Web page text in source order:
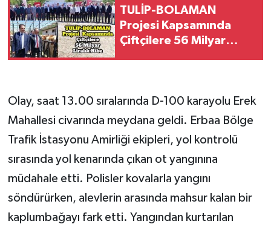
TULİP-BOLAMAN
Projesi Kapsamında
Çiftçilere 56 Milyar
Olay, saat 13.00 sıralarında D-100 karayolu Erek
Mahallesi civarında meydana geldi. Erbaa Bölge
Trafik İstasyonu Amirliği ekipleri, yol kontrolü
sırasında yol kenarında çıkan ot yangınına
müdahale etti. Polisler kovalarla yangını
söndürürken, alevlerin arasında mahsur kalan bir
kaplumbağayı fark etti. Yangından kurtarılan